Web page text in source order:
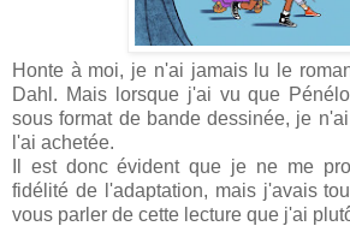
Honte à moi, je n'ai jamais lu le
Dahl. Mais lorsque j'ai vu que
sous format de bande dessinée, je
l'ai achetée.
Il est donc évident que je ne me
fidélité de l'adaptation, mais j'avais
vous parler de cette lecture que j'ai